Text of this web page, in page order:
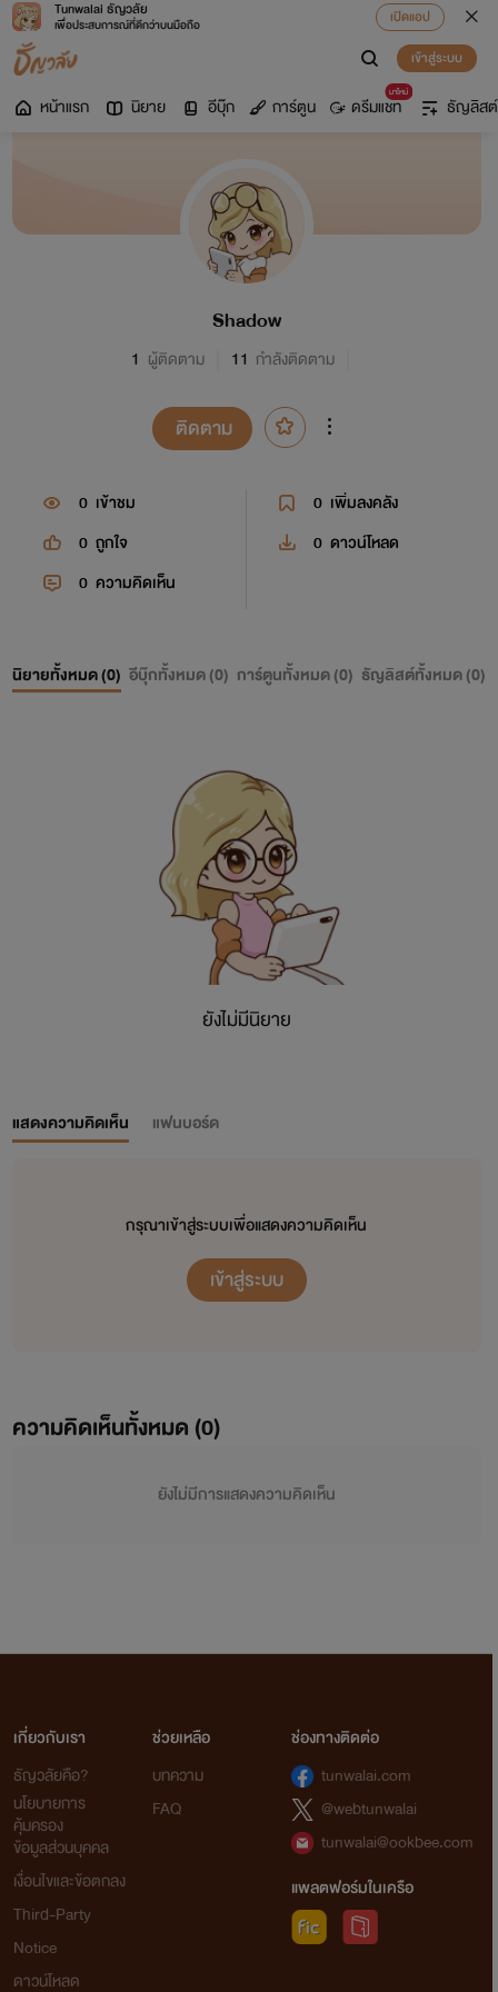
Tunwalai ธัญวลัย
เพื่อประสบการณ์ที่ดีกว่าบนมือถือ
เปิดแอป
เข้าสู่ระบบ
หน้าแรก นิยาย อีบุ๊ก การ์ตูน
มาใหม่
ดรีมแชท ธัญลิสต์
Shadow
1 ผู้ติดตาม 11 กำลังติดตาม
ติดตาม
0 เข้าชม 0 เพิ่มลงคลัง
0 ถูกใจ 0 ดาวน์โหลด
0 ความคิดเห็น
นิยายทั้งหมด (0) อีบุ๊กทั้งหมด (0) การ์ตูนทั้งหมด (0) ธัญลิสต์ทั้งหมด (0)
ยังไม่มีนิยาย
แสดงความคิดเห็น แฟนบอร์ด
กรุณาเข้าสู่ระบบเพื่อแสดงความคิดเห็น
เข้าสู่ระบบ
ความคิดเห็นทั้งหมด (0)
ยังไม่มีการแสดงความคิดเห็น
เกี่ยวกับเรา
ธัญวลัยคือ?
นโยบายการ
คุ้มครอง
ข้อมูลส่วนบุคคล
เงื่อนไขและข้อตกลง
Third-Party
Notice
ดาวน์โหลด
ช่วยเหลือ
บทความ
FAQ
ช่องทางติดต่อ
tunwalai.com
@webtunwalai
tunwalai@ookbee.com
แพลตฟอร์มในเครือ